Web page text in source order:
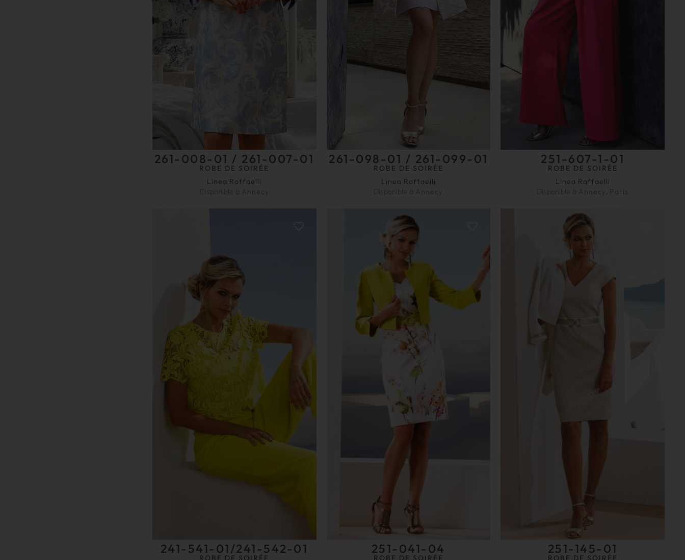
261-008-01 / 261-007-01
ROBE DE SOIRÉE
Linea Raffaelli
Disponible à Annecy
261-098-01 / 261-099-01
ROBE DE SOIRÉE
Linea Raffaelli
Disponible à Annecy
251-607-1-01
ROBE DE SOIRÉE
Linea Raffaelli
Disponible à Annecy, Paris
241-541-01/241-542-01
ROBE DE SOIRÉE
251-041-04
ROBE DE SOIRÉE
251-145-01
ROBE DE SOIRÉE